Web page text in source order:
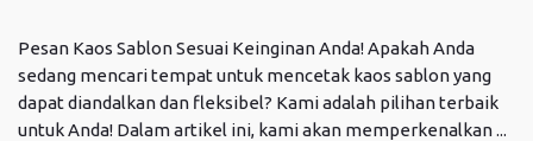
Pesan Kaos Sablon Sesuai Keinginan Anda! Apakah Anda
sedang mencari tempat untuk mencetak kaos sablon yang
dapat diandalkan dan fleksibel? Kami adalah pilihan terbaik
untuk Anda! Dalam artikel ini, kami akan memperkenalkan ...